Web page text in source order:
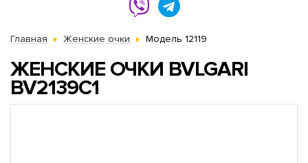
Главная Женские очки Модель 12119
ЖЕНСКИЕ ОЧКИ BVLGARI
BV2139C1